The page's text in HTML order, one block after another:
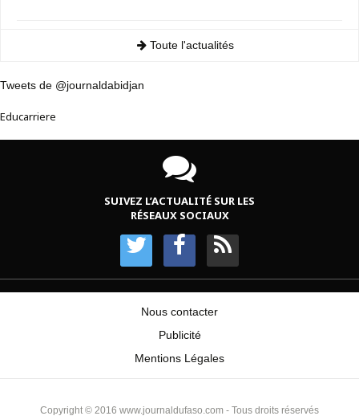
Toute l'actualités
Tweets de @journaldabidjan
Educarriere
SUIVEZ L’ACTUALITÉ SUR LES
RÉSEAUX SOCIAUX
Nous contacter
Publicité
Mentions Légales
Copyright © 2016 www.journaldufaso.com - Tous droits réservés